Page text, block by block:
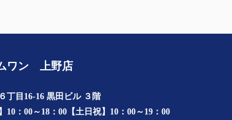
ワン 上野店
丁目16-16 黒田ビル ３階
10：00～18：00【土日祝】10：00～19：00